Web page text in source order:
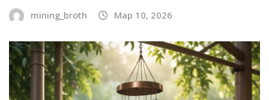
mining_broth Мар 10, 2026